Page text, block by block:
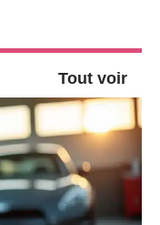
Tout voir